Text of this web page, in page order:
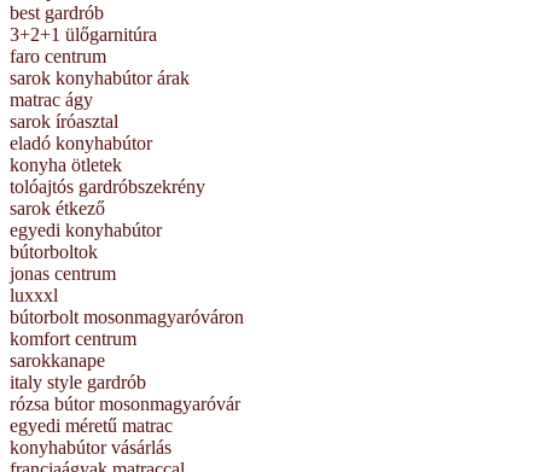
best gardrób
3+2+1 ülőgarnitúra
faro centrum
sarok konyhabútor árak
matrac ágy
sarok íróasztal
eladó konyhabútor
konyha ötletek
tolóajtós gardróbszekrény
sarok étkező
egyedi konyhabútor
bútorboltok
jonas centrum
luxxxl
bútorbolt mosonmagyaróváron
komfort centrum
sarokkanape
italy style gardrób
rózsa bútor mosonmagyaróvár
egyedi méretű matrac
konyhabútor vásárlás